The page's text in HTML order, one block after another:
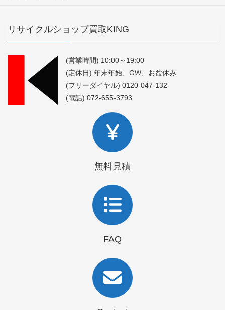
リサイクルショップ買取KING
(営業時間) 10:00～19:00
(定休日) 年末年始、GW、お盆休み
(フリーダイヤル) 0120-047-132
(電話) 072-655-3793
無料見積
FAQ